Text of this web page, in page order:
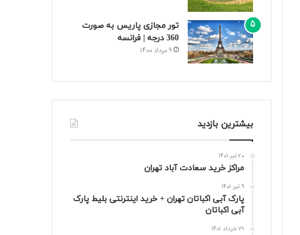
تور مجازی پاریس به صورت
360 درجه | فرانسه
9 مرداد 1400
بیشترین بازدید
20 تیر 1401
مراکز خرید سعادت‌ آباد تهران
9 تیر 1401
پارک آبی اکباتان تهران + خرید اینترنتی بلیط پارک
آبی اکباتان
31 خرداد 1401